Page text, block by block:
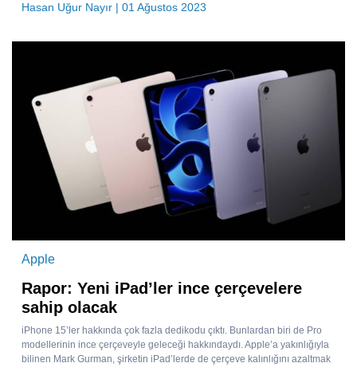
Hasan Uğur Nayır | 01 Ağustos 2023
Apple
Rapor: Yeni iPad’ler ince çerçevelere
sahip olacak
iPhone 15’ler hakkında çok fazla dedikodu çıktı. Bunlardan biri de Pro
modellerinin ince çerçeveyle geleceği hakkındaydı. Apple’a yakınlığıyla
bilinen Mark Gurman, şirketin iPad’lerde de çerçeve kalınlığını azaltmak